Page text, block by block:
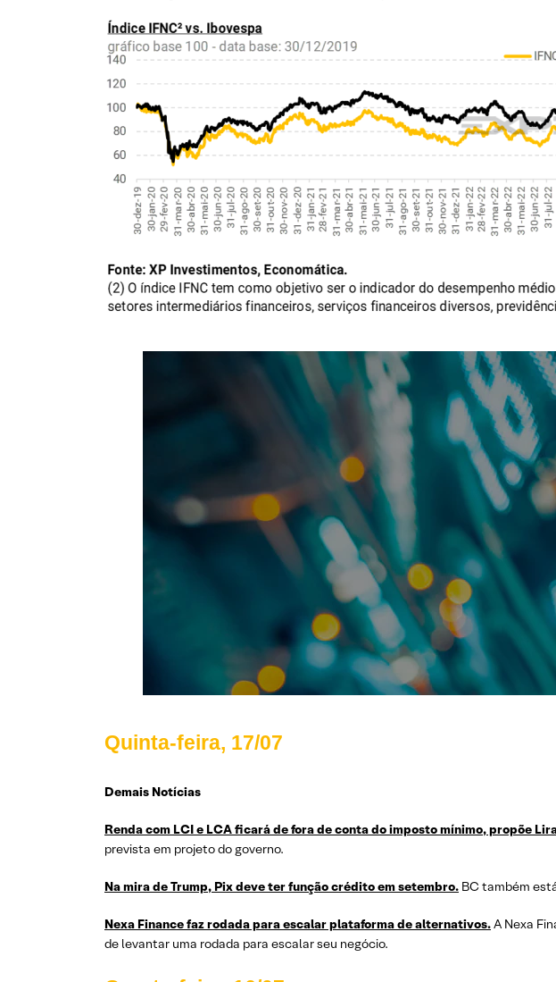
Quinta-feira, 17/07
Demais Notícias
Renda com LCI e LCA ficará de fora de conta do imposto mínimo, propõe
prevista em projeto do governo.
Na mira de Trump, Pix deve ter função crédito em setembro. BC também
Nexa Finance faz rodada para escalar plataforma de alternativos.A Nexa
de levantar uma rodada para escalar seu negócio.